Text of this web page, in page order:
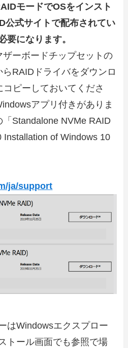
モードでOSをインスト
公式サイトで配布されてい
要になります。
ーボードチップセットの
RAIDドライバをダウンロ
ピーしておいてくださ
アプリ付きがありま
Standalone NVMe RAID
Installation of Windows 10
ja/support
はWindowsエクスプロー
トール画面でも参照で場